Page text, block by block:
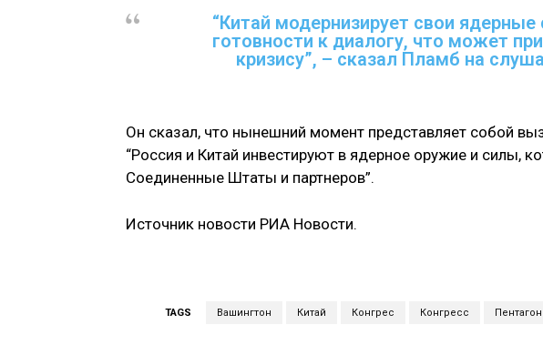
“Китай модернизирует свои
готовности к диалогу, что может
кризису”, – сказал Пламб на
Он сказал, что нынешний момент представляет собой
“Россия и Китай инвестируют в ядерное оружие и силы,
Соединенные Штаты и партнеров”.
Источник новости РИА Новости.
TAGS Вашингтон Китай Конгрес Конгресс Пентагон